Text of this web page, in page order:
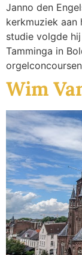
Janno den
kerkmuziek aan
studie volgde
Tamminga in
Wim